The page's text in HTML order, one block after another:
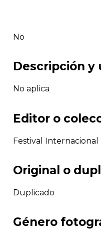
No
Descripción y
No aplica
Editor o
Festival Internacional
Original o
Duplicado
Género